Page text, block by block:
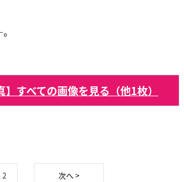
】すべての画像を見る（他1枚）
2 次へ >